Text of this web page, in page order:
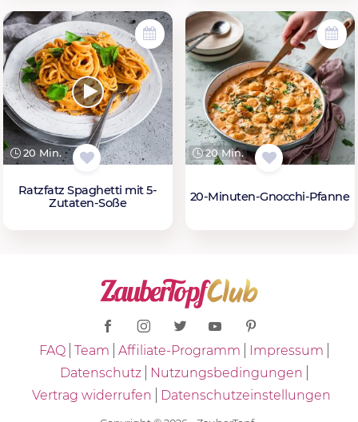
20 Min.
Ratzfatz Spaghetti mit 5-
Zutaten-Soße
20 Min.
20-Minuten-Gnocchi-Pfanne
FAQ Team Affiliate-Programm
Impressum
Datenschutz
Nutzungsbedingungen
Vertrag widerrufen
Datenschutzeinstellungen